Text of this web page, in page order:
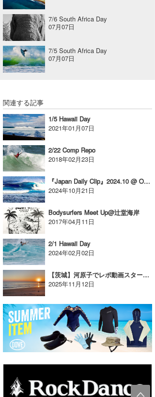
7/6 South Africa Day
07月07日
7/5 South Africa Day
07月07日
関連する記事
1/5 Hawaii Day
2021年01月07日
2/22 Comp Repo
2018年02月23日
『Japan Daily Clip』2024.10 @ Okinawa / vol.3
2024年10月21日
Bodysurfers Meet Up@辻堂海岸
2017年04月11日
2/1 Hawaii Day
2024年02月02日
【茨城】河原子でレポ動画スタート！
2025年11月12日